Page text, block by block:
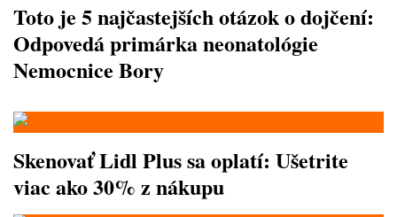
Toto je 5 najčastejších otázok o dojčení:
Odpovedá primárka neonatológie
Nemocnice Bory
Skenovať Lidl Plus sa oplatí: Ušetrite
viac ako 30% z nákupu